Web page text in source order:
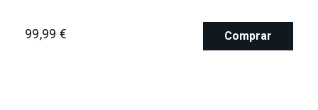
99,99 € Comprar